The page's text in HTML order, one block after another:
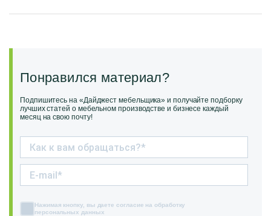
Понравился материал?
Подпишитесь на «Дайджест мебельщика» и получайте подборку
лучших статей о мебельном производстве и бизнесе каждый
месяц на свою почту!
Нажимая кнопку, вы даете согласие на обработку
персональных данных